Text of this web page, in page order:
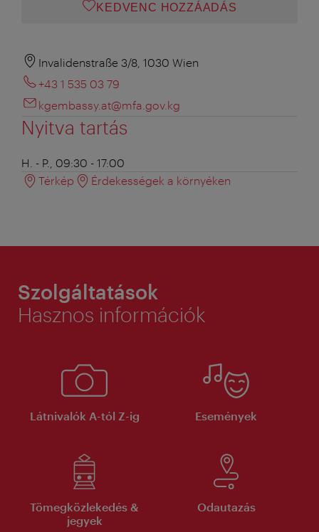
KEDVENC HOZZÁADÁS
Invalidenstraße 3/8, 1030 Wien
+43 1 535 03 79
kgembassy.at@mfa.gov.kg
Nyitva tartás
H. - P., 09:30 - 17:00
Térkép
Érdekességek a környéken
Szolgáltatások
Hasznos információk
Látnivalók A-tól Z-ig Események
Tömegközlekedés &
jegyek
Odautazás